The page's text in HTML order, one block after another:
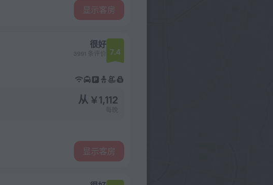
显示客房
很好
3991 条评价 7.4
从 ¥ 1,112
显示客房